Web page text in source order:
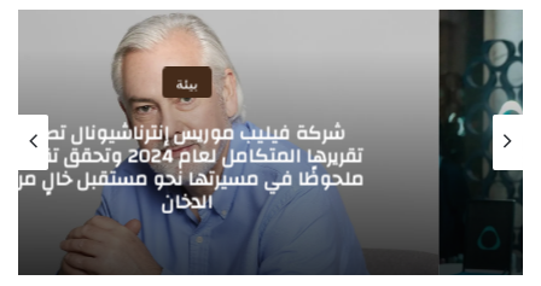
الوي
شركة فيليب موريس إنترناشيونال تصدر
تقريرها المتكامل لعام 2024 وتحقق تقدمًا
ملحوظًا في مسيرتها نحو مستقبل خالٍ من
الدخان